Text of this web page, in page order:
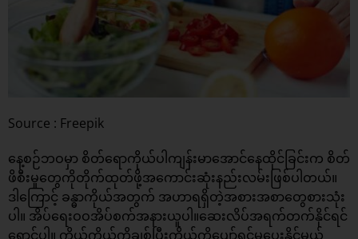
Source : Freepik
နေ့စဉ်ဘဝမှာ စိတ်ရောကိုယ်ပါကျန်းမာအောင်နေထိုင်ခြင်းက စိတ်
ဖိစီးမှုတွေကိုတိုက်ထုတ်ဖို့အကောင်းဆုံးနည်းလမ်းဖြစ်ပါတယ်။
ဒါကြောင့် ခန္ဓာကိုယ်အတွက် အဟာရရှိတဲ့အစားအစာတွေစားသုံး
ပါ။ အိပ်ရေးဝဝအိပ်စက်အနားယူပါ။ဆေးလိပ်အရက်တက်နိုင်ရင်
ရှောင်ပါ။ ကိုယ့်ကိုယ်ကိုချစ်ပြီးကိုယ့်ကိုပျော်ရွှင်မှုပေးနိုင်မယ့်